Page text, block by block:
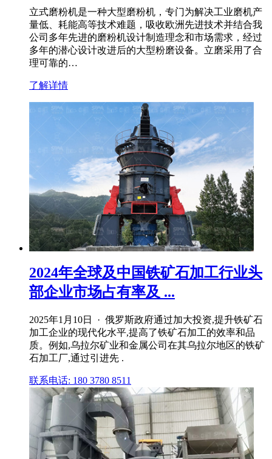
立式磨粉机是一种大型磨粉机，专门为解决工业磨机产
量低、耗能高等技术难题，吸收欧洲先进技术并结合我
公司多年先进的磨粉机设计制造理念和市场需求，经过
多年的潜心设计改进后的大型粉磨设备。立磨采用了合
理可靠的…
了解详情
2024年全球及中国铁矿石加工行业头
部企业市场占有率及 ...
2025年1月10日 · 俄罗斯政府通过加大投资,提升铁矿石
加工企业的现代化水平,提高了铁矿石加工的效率和品
质。例如,乌拉尔矿业和金属公司在其乌拉尔地区的铁矿
石加工厂,通过引进先 .
联系电话: 180 3780 8511